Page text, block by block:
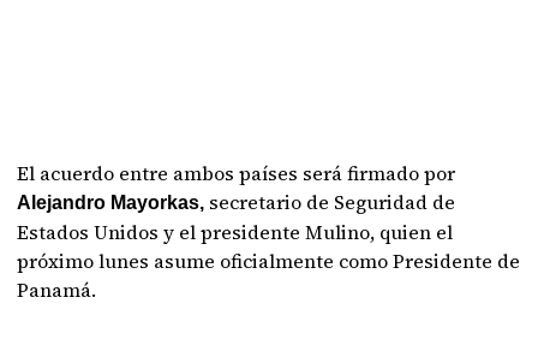
El acuerdo entre ambos países será firmado por
Alejandro Mayorkas, secretario de Seguridad de
Estados Unidos y el presidente Mulino, quien el
próximo lunes asume oficialmente como Presidente de
Panamá.